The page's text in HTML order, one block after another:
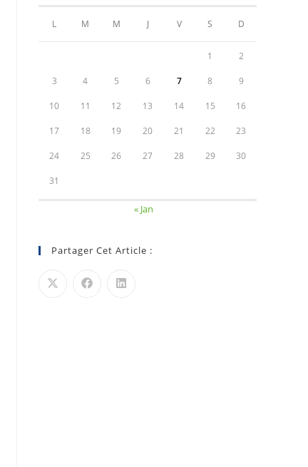
L M M J V S D
1 2
3 4 5 6 7 8 9
10 11 12 13 14 15 16
17 18 19 20 21 22 23
24 25 26 27 28 29 30
31
« Jan
Partager Cet Article :